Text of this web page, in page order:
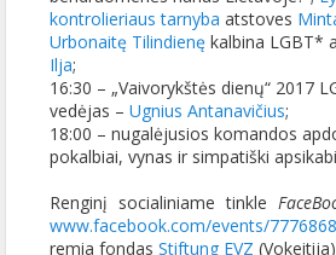
kontrolieriaus tarnyba atstoves
Urbonaitę Tilindienę kalbina LGBT*
Ilja;
16:30 – „Vaivorykštės dienų“ 2017
vedėjas – Ugnius Antanavičius;
18:00 – nugalėjusios komandos
pokalbiai, vynas ir simpatiški
Renginį socialiniame tinkle
www.facebook.com/events/
remia fondas Stiftung EVZ